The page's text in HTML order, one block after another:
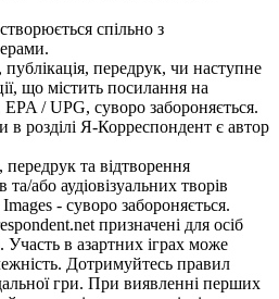
спільно з
передрук, чи наступне
що містить посилання на
/ UPG, суворо забороняється.
в розділі Я-Корреспондент є автор
та відтворення
або аудіовізуальних творів
- суворо забороняється.
призначені для осіб
в азартних іграх може
Дотримуйтесь правил
гри. При виявленні перших